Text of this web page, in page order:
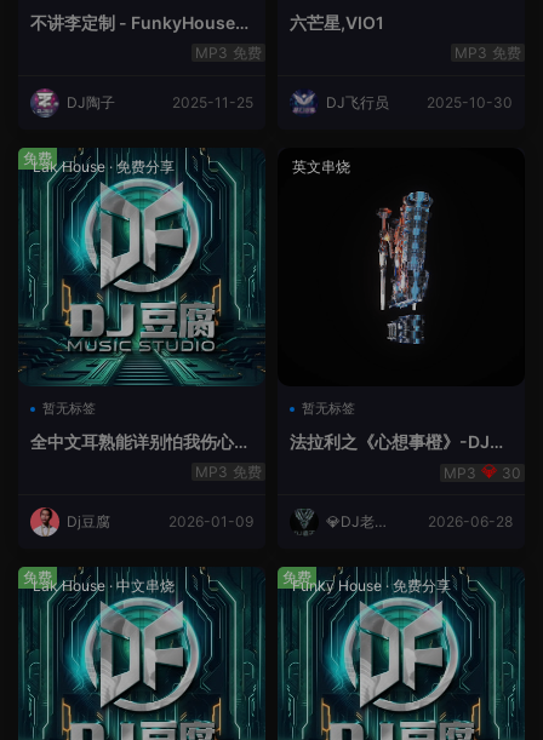
不讲李定制 - FunkyHouse全
免费
DJ陶子 2025-11-25
六芒星,VIO1
免费
DJ飞行员 2025-10-30
Lak House · 免费分享
暂无标签
全中文耳熟能详别怕我伤心
爱的代价lakHouse专辑v59R
免费
Dj豆腐 2026-01-09
免费 英文串烧
暂无标签
法拉利之《心想事橙》-DJ老
30
💎DJ老王
2026-06-28
Lak House · 中文串烧
免费 Funky House ·免费分享
免费